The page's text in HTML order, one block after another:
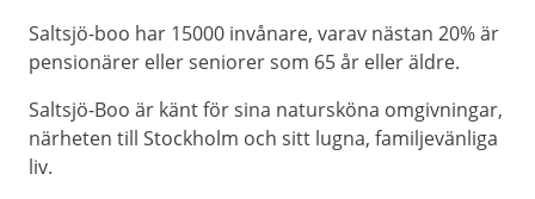
Saltsjö-boo har 15000 invånare, varav nästan 20% är
pensionärer eller seniorer som 65 år eller äldre.
Saltsjö-Boo är känt för sina natursköna omgivningar,
närheten till Stockholm och sitt lugna, familjevänliga
liv.